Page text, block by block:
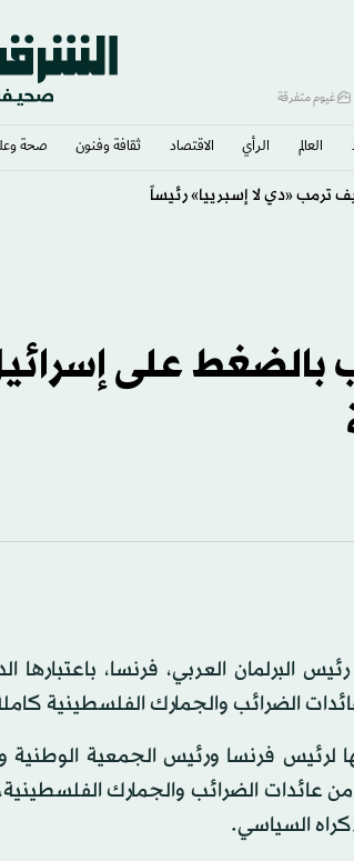
غيوم متفرقة
العالم الرأي الاقتصاد ثقافة وفنون صحة
بالضغط على
الضرائب والجمارك الفلسطينية
لرئيس فرنسا ورئيس الجمعية
عائدات الضرائب والجمارك
السياسي.